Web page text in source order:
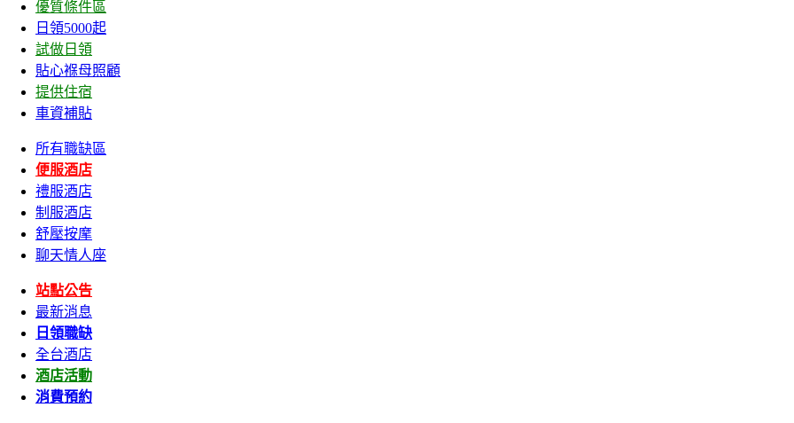
優質條件區
日領5000起
試做日領
貼心褓母照顧
提供住宿
車資補貼
所有職缺區
便服酒店
禮服酒店
制服酒店
舒壓按摩
聊天情人座
站點公告
最新消息
日領職缺
全台酒店
酒店活動
消費預約